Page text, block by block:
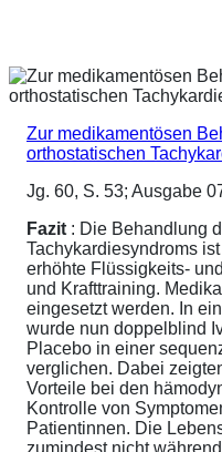
Zur medikamentösen
orthostatischen
Jg. 60, S. 53; Ausgabe
Fazit : Die Behandlung
Tachykardiesyndroms
erhöhte Flüssigkeits-
und Krafttraining.
eingesetzt werden. In
wurde nun doppelblind
Placebo in einer
verglichen. Dabei
Vorteile bei den
Kontrolle von
Patientinnen. Die
zumindest nicht